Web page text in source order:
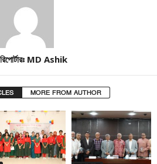
MD Ashik
MORE FROM AUTHOR